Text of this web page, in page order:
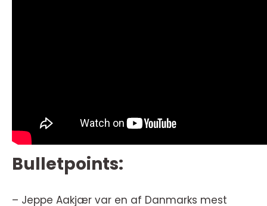
Bulletpoints:
– Jeppe Aakjær var en af Danmarks mest